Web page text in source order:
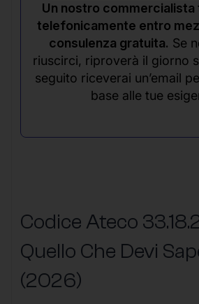
Un nostro
telefonicamente entro
consulenza gratuita. Se
riuscirci, riproverà il giorno
seguito riceverai un’email
base alle tue
Codice Ateco
Quello Che Devi
(2026)